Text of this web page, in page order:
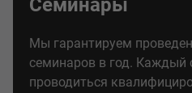
Семинары
Мы гарантируем
семинаров в год. Каждый
проводиться